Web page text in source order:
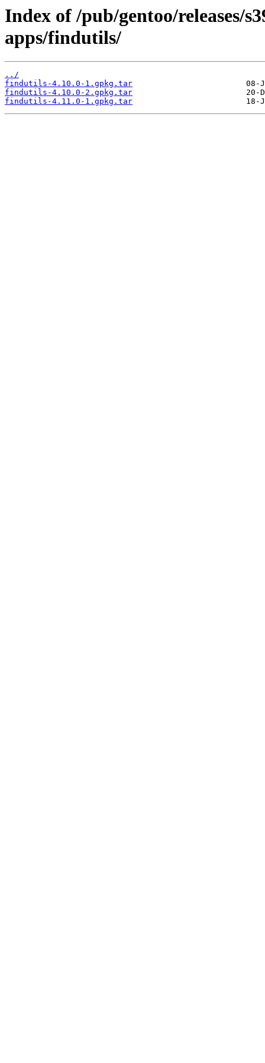
Index of /pub/gentoo/releases/
apps/findutils/
../
findutils-4.10.0-1.gpkg.tar
findutils-4.10.0-2.gpkg.tar
findutils-4.11.0-1.gpkg.tar